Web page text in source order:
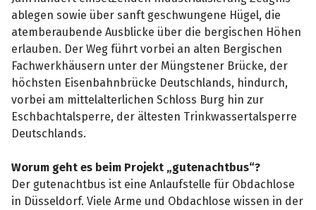
ablegen sowie über sanft geschwungene Hügel, die
atemberaubende Ausblicke über die bergischen Höhen
erlauben. Der Weg führt vorbei an alten Bergischen
Fachwerkhäusern unter der Müngstener Brücke, der
höchsten Eisenbahnbrücke Deutschlands, hindurch,
vorbei am mittelalterlichen Schloss Burg hin zur
Eschbachtalsperre, der ältesten Trinkwassertalsperre
Deutschlands.
Worum geht es beim Projekt „gutenachtbus“?
Der gutenachtbus ist eine Anlaufstelle für Obdachlose
in Düsseldorf. Viele Arme und Obdachlose wissen in der